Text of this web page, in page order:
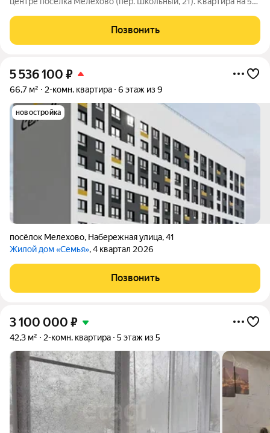
раздельный
Позвонить
5 536 100 ₽
66,7 м² 2-комн. квартира 6 этаж из 9
новостройка
посёлок Мелехово, Набережная улица,41
Жилой дом «Семья», 4 квартал 2026
Позвонить
3 100 000 ₽
42,3 м² 2-комн. квартира 5 этаж из 5